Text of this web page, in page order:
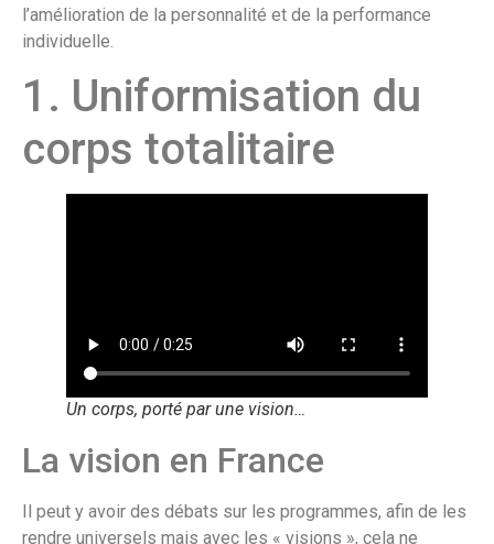
l’amélioration de la personnalité et de la performance
individuelle.
1. Uniformisation du
corps totalitaire
Un corps, porté par une vision…
La vision en France
Il peut y avoir des débats sur les programmes, afin de les
rendre universels mais avec les « visions », cela ne